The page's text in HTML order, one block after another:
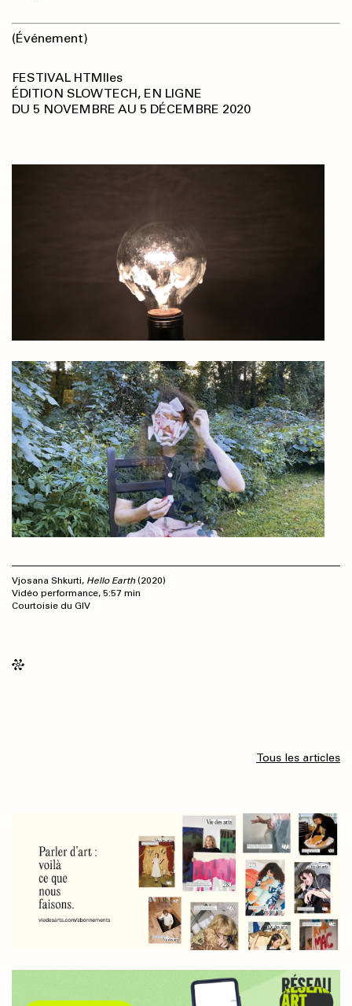
(Événement)
FESTIVAL HTMlles
ÉDITION SLOW TECH, EN LIGNE
DU 5 NOVEMBRE AU 5 DÉCEMBRE 2020
Vjosana Shkurti, Hello Earth(2020)
Vidéo performance, 5:57 min
Courtoisie du GIV
Tous les articles